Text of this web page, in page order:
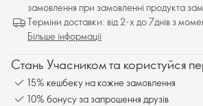
замовлення при замовленні продукта
Терміни доставки: від 2-х до 7днів з
Більше інформації
Стань Учасником та користуйся
15% кешбеку на кожне замовлення
10% бонусу за запрошення друзів